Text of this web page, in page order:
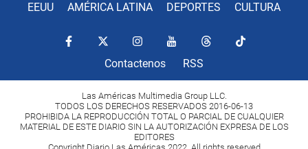
EEUU AMÉRICA LATINA DEPORTES CULTURA
Contactenos RSS
Las Américas Multimedia Group LLC.
TODOS LOS DERECHOS RESERVADOS 2016-06-13
PROHIBIDA LA REPRODUCCIÓN TOTAL O PARCIAL DE CUALQUIER
MATERIAL DE ESTE DIARIO SIN LA AUTORIZACIÓN EXPRESA DE LOS
EDITORES